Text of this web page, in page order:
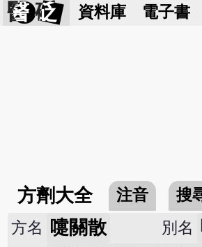
醫 砭 資料庫 電子書
方劑大全 注音
搜
方名 嚏關散 別名